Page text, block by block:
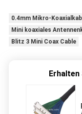
0.4mm Mikro-
Mini koaxiales
Blitz 3 Mini Coax Cable